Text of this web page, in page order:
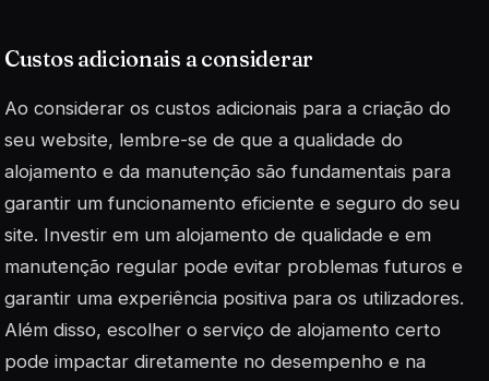
Custos adicionais a considerar
Ao considerar os custos adicionais para a criação do
seu website, lembre-se de que a qualidade do
alojamento e da manutenção são fundamentais para
garantir um funcionamento eficiente e seguro do seu
site. Investir em um alojamento de qualidade e em
manutenção regular pode evitar problemas futuros e
garantir uma experiência positiva para os utilizadores.
Além disso, escolher o serviço de alojamento certo
pode impactar diretamente no desempenho e na